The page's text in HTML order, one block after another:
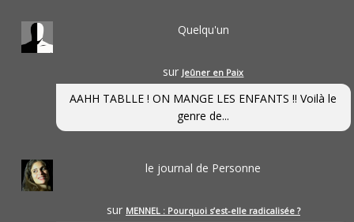
Quelqu'un
sur Jeûner en Paix
AAHH TABLLE ! ON MANGE LES ENFANTS !! Voilà le
genre de...
le journal de Personne
sur MENNEL : Pourquoi s’est-elle radicalisée ?